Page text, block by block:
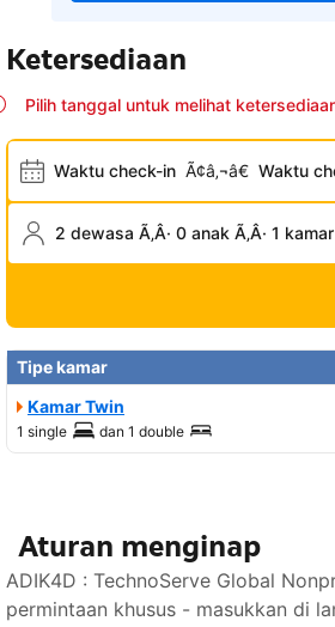
Ketersediaan
Pilih tanggal untuk melihat
Waktu check-in Ã¢â‚¬â€ Waktu
2 dewasa Ã‚Â· 0 anak Ã‚Â· 1 kamar
Tipe kamar
Kamar Twin
1 single dan 1 double
Aturan menginap
ADIK4D : TechnoServe Global
permintaan khusus - masukkan di